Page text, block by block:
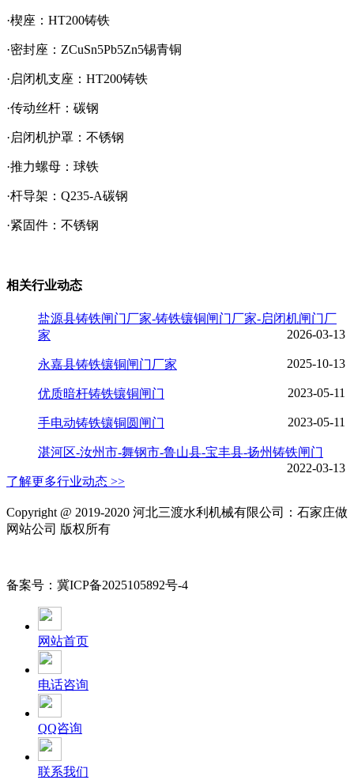
·楔座：HT200铸铁
·密封座：ZCuSn5Pb5Zn5锡青铜
·启闭机支座：HT200铸铁
·传动丝杆：碳钢
·启闭机护罩：不锈钢
·推力螺母：球铁
·杆导架：Q235-A碳钢
·紧固件：不锈钢
相关行业动态
盐源县铸铁闸门厂家-铸铁镶铜闸门厂家-启闭机闸门厂
家
2026-03-13
永嘉县铸铁镶铜闸门厂家 2025-10-13
优质暗杆铸铁镶铜闸门 2023-05-11
手电动铸铁镶铜圆闸门 2023-05-11
湛河区-汝州市-舞钢市-鲁山县-宝丰县-扬州铸铁闸门
2022-03-13
了解更多行业动态 >>
Copyright @ 2019-2020 河北三渡水利机械有限公司：石家庄做
网站公司 版权所有
备案号：冀ICP备2025105892号-4
网站首页
电话咨询
QQ咨询
联系我们